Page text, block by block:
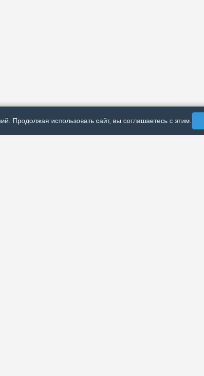
Продолжая использовать сайт, вы соглашаетесь с этим.